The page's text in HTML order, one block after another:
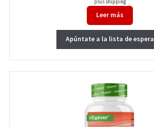
Leer más
Apúntate a la lista de espera